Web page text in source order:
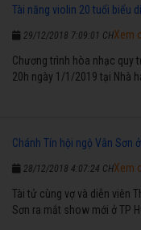
Tài năng violin 20 tuổi biểu
29/12/2018 7:09:01 CH
Chương trình hòa nhạc quy
20h ngày 1/1/2019 tại Nhà
Xem
Chánh Tín hội ngộ Vân Sơn
28/12/2018 4:07:24 CH
Tài tử cùng vợ và diễn viên
Sơn ra mắt show mới ở TP
Xem